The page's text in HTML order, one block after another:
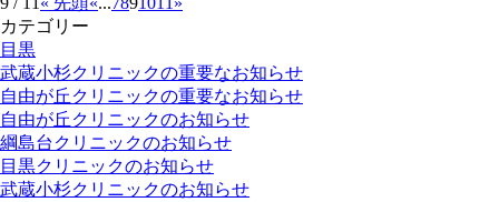
カテゴリー
目黒
武蔵小杉クリニックの重要なお知らせ
自由が丘クリニックの重要なお知らせ
自由が丘クリニックのお知らせ
綱島台クリニックのお知らせ
目黒クリニックのお知らせ
武蔵小杉クリニックのお知らせ